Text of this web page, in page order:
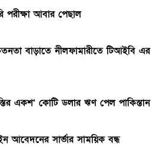
পরীক্ষা আবার পেছাল
বাড়াতে নীলফামারীতে টিআইবি এর
একশ’ কোটি ডলার ঋণ পেল পাকিস্তান
আবেদনের সার্ভার সাময়িক বন্ধ